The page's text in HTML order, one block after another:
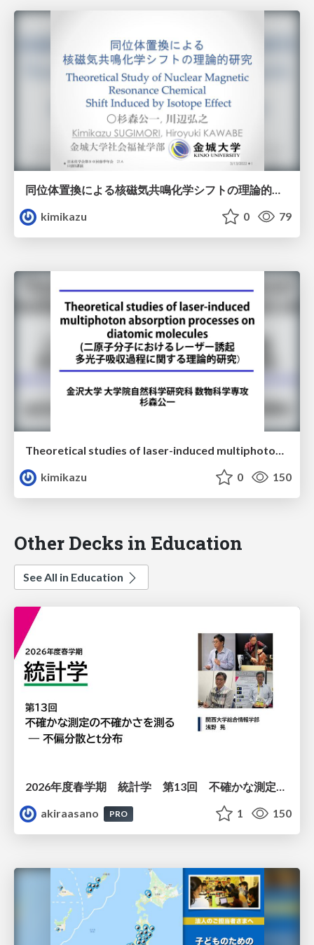
同位体置換による核磁気共鳴化学シフトの理論的研究
kimikazu
0 79
Theoretical studies of laser-induced multiphoton absorption processes on diatomic molecules(二原子分子におけるレーザー誘起多光子吸収過程に関する理論的研究)
kimikazu
0 150
Other Decks in Education
See All in Education
2026年度春学期 統計学 第13回 不確かな測定の不確かさを測る ― 不偏分散とt分布 (2026. 6. 25)
akiraasano
PRO 1 150